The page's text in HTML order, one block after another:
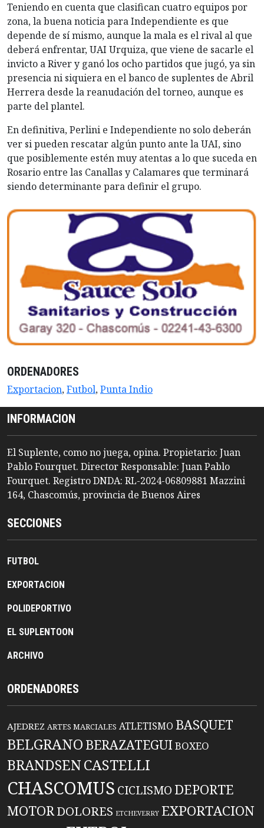
Teniendo en cuenta que clasifican cuatro equipos por
zona, la buena noticia para Independiente es que
depende de sí mismo, aunque la mala es el rival al que
deberá enfrentar, UAI Urquiza, que viene de sacarle el
invicto a River y ganó los ocho partidos que jugó, ya sin
presencia ni siquiera en el banco de suplentes de Abril
Herrera desde la reanudación del torneo, aunque es
parte del plantel.
En definitiva, Perlini e Independiente no solo deberán
ver si pueden rescatar algún punto ante la UAI, sino
que posiblemente estén muy atentas a lo que suceda en
Rosario entre las Canallas y Calamares que terminará
siendo determinante para definir el grupo.
ORDENADORES
Exportacion,Futbol,Punta Indio
INFORMACION
El Suplente, como no juega, opina. Propietario: Juan
Pablo Fourquet. Director Responsable: Juan Pablo
Fourquet. Registro DNDA: RL-2024-06809881 Mazzini
164, Chascomús, provincia de Buenos Aires
SECCIONES
FUTBOL
EXPORTACION
POLIDEPORTIVO
EL SUPLENTOON
ARCHIVO
ORDENADORES
AJEDREZ ARTES MARCIALES ATLETISMO BASQUET
BELGRANO BERAZATEGUIBOXEO
BRANDSENCASTELLI
CHASCOMUS CICLISMO DEPORTE
MOTORDOLORES ETCHEVERRY EXPORTACION